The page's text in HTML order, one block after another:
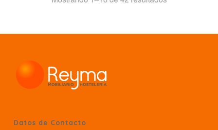
Datos de Contacto